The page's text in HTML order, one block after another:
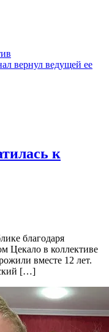
вернул ведущей ее
к
благодаря
Цекало в коллективе
вместе 12 лет.
[…]